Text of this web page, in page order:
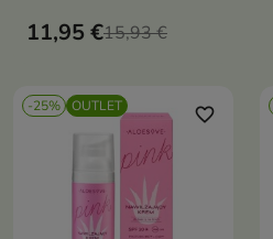
które zapewnia skuteczną
ochronę przed promieniowaniem
oraz chroni skórę przed stresem
fotooksydacyjnym i
przedwczesnym starzeniem
11,95 €15,93 €
-25% OUTLET favorite_border